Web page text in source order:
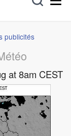
publicités
at 8am CEST